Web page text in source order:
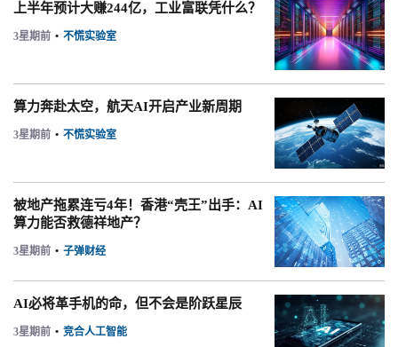
上半年预计大赚244亿，工业富联凭什么？
3星期前 • 不慌实验室
算力奔赴太空，航天AI开启产业新周期
3星期前 • 不慌实验室
被地产拖累连亏4年！香港“壳王”出手：AI
算力能否救德祥地产？
3星期前 • 子弹财经
AI必将革手机的命，但不会是阶跃星辰
3星期前 • 竞合人工智能